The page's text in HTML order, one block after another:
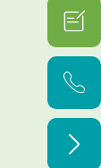


